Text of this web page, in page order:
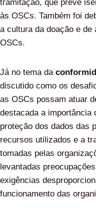
tramitação, que prevê
às OSCs. Também foi
a cultura da doação e
OSCs.
Já no tema da
discutido como os
as OSCs possam atuar
destacada a importância
proteção dos dados das
recursos utilizados e a
tomadas pelas
levantadas
exigências
funcionamento das